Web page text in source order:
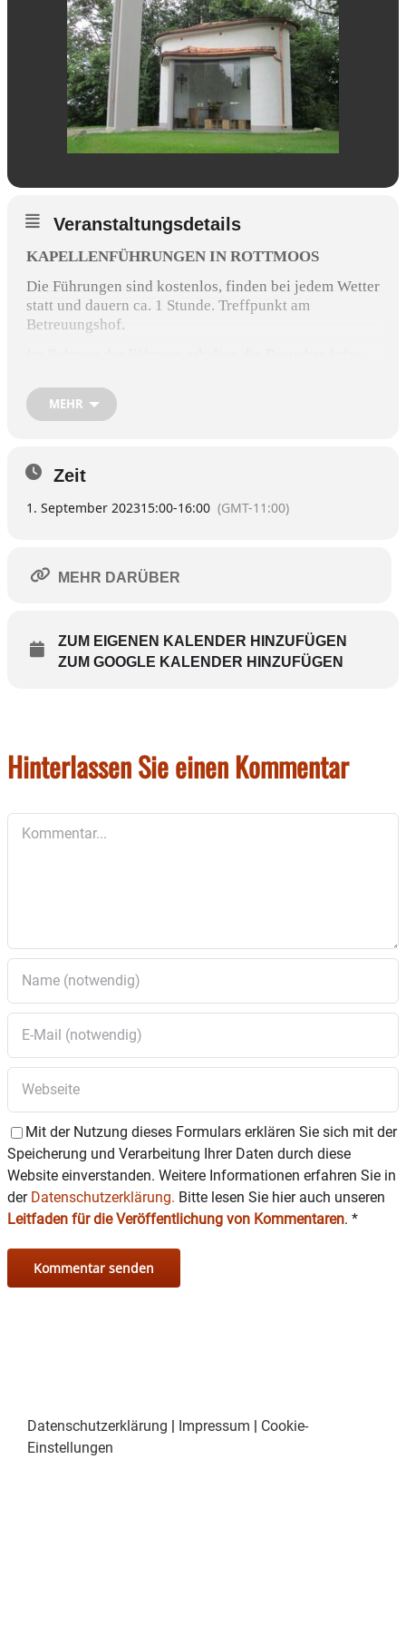
Veranstaltungsdetails
KAPELLENFÜHRUNGEN IN ROTTMOOS
Die Führungen sind kostenlos, finden bei jedem Wetter
statt und dauern ca. 1 Stunde. Treffpunkt am
Betreuungshof.
über die Zwillings-Sonnenuhren am Turm der
Rottmooser Kapelle.
vereinbart werden unter Telefon 08071 5880 (Müller).
Weitere Termine:
MEHR
Zeit
1. September 202315:00-16:00 (GMT-11:00)
MEHR DARÜBER
ZUM EIGENEN KALENDER HINZUFÜGEN
ZUM GOOGLE KALENDER HINZUFÜGEN
Hinterlassen Sie einen Kommentar
Mit der Nutzung dieses Formulars erklären Sie sich mit der
Speicherung und Verarbeitung Ihrer Daten durch diese
Website einverstanden. Weitere Informationen erfahren Sie in
der Datenschutzerklärung. Bitte lesen Sie hier auch unseren
Leitfaden für die Veröffentlichung von Kommentaren. *
Datenschutzerklärung | Impressum | Cookie-
Einstellungen